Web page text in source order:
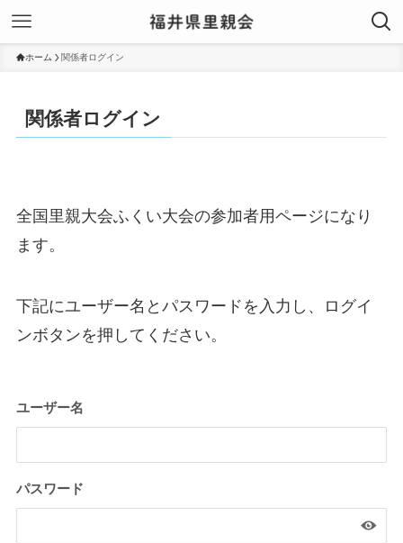
ホーム 関係者ログイン
関係者ログイン
全国里親大会ふくい大会の参加者用ページになり
ます。
下記にユーザー名とパスワードを入力し、ログイ
ンボタンを押してください。
ユーザー名
パスワード